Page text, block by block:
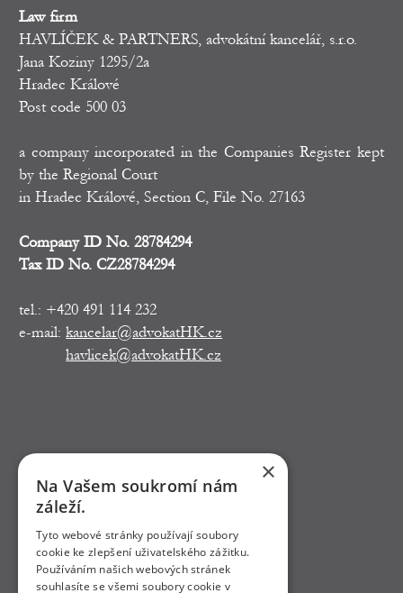
Law firm
HAVLÍČEK & PARTNERS, advokátní kancelář, s.r.o.
Jana Koziny 1295/2a
Hradec Králové
Post code 500 03
a company incorporated in the Companies Register kept
by the Regional Court
in Hradec Králové, Section C, File No. 27163
Company ID No. 28784294
Tax ID No. CZ28784294
tel.: +420 491 114 232
e-mail:kancelar@advokatHK.cz
havlicek@advokatHK.cz
×
Na Vašem soukromí nám
záleží.
Tyto webové stránky používají soubory
cookie ke zlepšení uživatelského zážitku.
Používáním našich webových stránek
souhlasíte se všemi soubory cookie v